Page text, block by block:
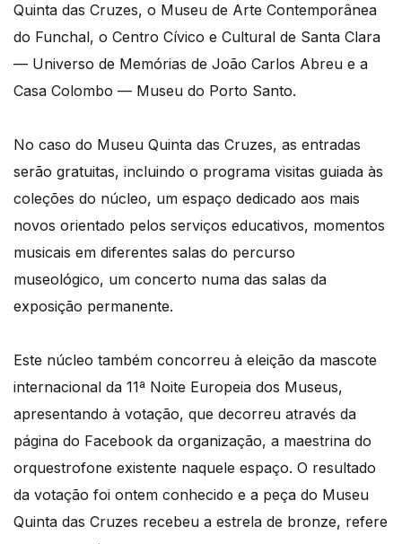
Quinta das Cruzes, o Museu de Arte Contemporânea
do Funchal, o Centro Cívico e Cultural de Santa Clara
— Universo de Memórias de João Carlos Abreu e a
Casa Colombo — Museu do Porto Santo.
No caso do Museu Quinta das Cruzes, as entradas
serão gratuitas, incluindo o programa visitas guiada às
coleções do núcleo, um espaço dedicado aos mais
novos orientado pelos serviços educativos, momentos
musicais em diferentes salas do percurso
museológico, um concerto numa das salas da
exposição permanente.
Este núcleo também concorreu à eleição da mascote
internacional da 11ª Noite Europeia dos Museus,
apresentando à votação, que decorreu através da
página do Facebook da organização, a maestrina do
orquestrofone existente naquele espaço. O resultado
da votação foi ontem conhecido e a peça do Museu
Quinta das Cruzes recebeu a estrela de bronze, refere